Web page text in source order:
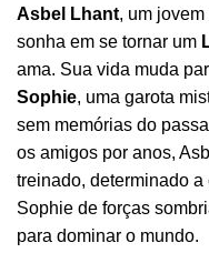
Asbel Lhant, um
sonha em se tornar um
ama. Sua vida muda
Sophie, uma garota
sem memórias do
os amigos por anos,
treinado, determinado
Sophie de forças
para dominar o mundo.